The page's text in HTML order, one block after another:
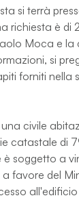
si terrà
richiesta è di
Moca e la
si
forniti nella
civile
catastale di
soggetto a
favore del